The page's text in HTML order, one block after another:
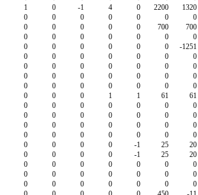
1 0 -1 4 0 2200 1320
0 0 0 0 0 0 0
0 0 0 0 0 700 700
0 0 0 0 0 0 0
0 0 0 0 0 0 -1251
0 0 0 0 0 0 0
0 0 0 0 0 0 0
0 0 0 0 0 0 0
0 0 0 0 0 0 0
0 0 0 1 1 61 61
0 0 0 0 0 0 0
0 0 0 0 0 0 0
0 0 0 0 0 0 0
0 0 0 0 0 0 0
0 0 0 0 -1 25 20
0 0 0 0 -1 25 20
0 0 0 0 0 0 0
0 0 0 0 0 0 0
0 0 0 0 0 0 0